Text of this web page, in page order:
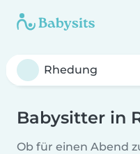
Babysitter in
Ob für einen Abend